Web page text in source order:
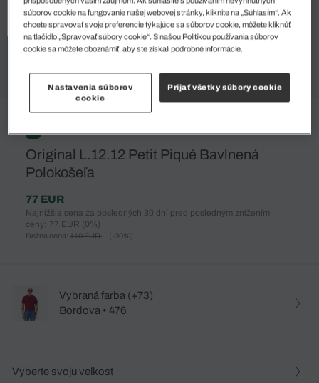
%
Original L.12.12 Petit Piqué Bavlnená
Polokošeľa
77 EUR
Najnižšia cena za posledných 30 dní pred posledným znížením
ceny: 77 EUR (0%)
Bežná cena: 110 EUR (-30%)
Vybraná farba (+73)
Bordova • 476
Vyberte svoju veľkosť
súborov cookie na fungovanie našej webovej stránky, kliknite na „Súhlasím“. Ak
chcete spravovať svoje preferencie týkajúce sa súborov cookie, môžete kliknúť
na tlačidlo „Spravovať súbory cookie“. S našou Politikou používania súborov
cookie sa môžete oboznámiť, aby ste získali podrobné informácie.
Nastavenia súborov
cookie
Prijať všetky súbory cookie